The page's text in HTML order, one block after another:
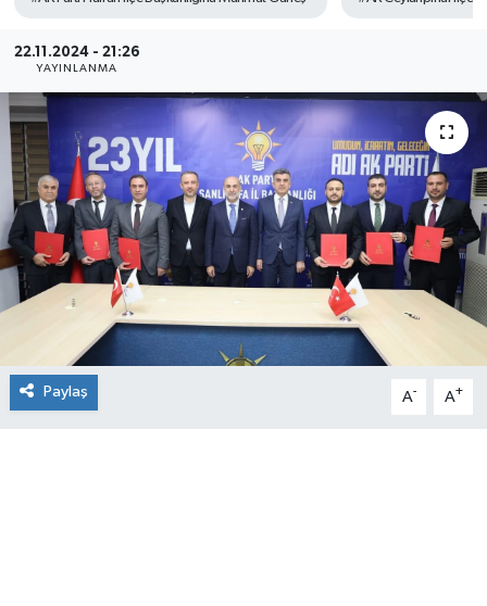
22.11.2024 - 21:26
YAYINLANMA
Paylaş A- A+